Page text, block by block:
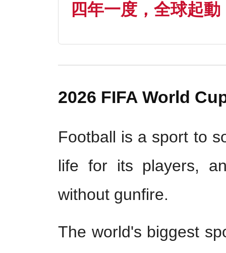
四年一度，全球起
2026 FIFA World
Football is a sport to
life for its players,
without gunfire.
The world's biggest